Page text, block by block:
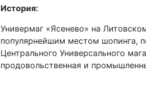
История:
Универмаг «Ясенево» на
популярнейшим местом шопинга,
Центрального Универсального
продовольственная и